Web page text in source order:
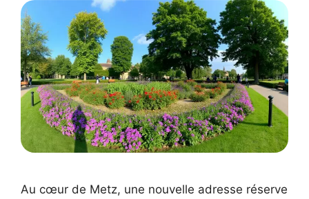
Au cœur de Metz, une nouvelle adresse réserve